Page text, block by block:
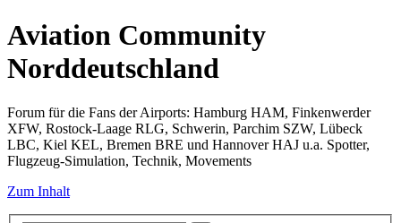
Aviation Community
Norddeutschland
Forum für die Fans der Airports: Hamburg HAM, Finkenwerder
XFW, Rostock-Laage RLG, Schwerin, Parchim SZW, Lübeck
LBC, Kiel KEL, Bremen BRE und Hannover HAJ u.a. Spotter,
Flugzeug-Simulation, Technik, Movements
Zum Inhalt